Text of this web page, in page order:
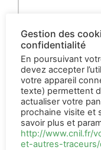
Gestion des
confidentialité
En poursuivant
devez accepter
votre appareil
texte) permettent
actualiser votre
prochaine visite et
savoir plus et
http://www.cnil.fr/
et-autres-